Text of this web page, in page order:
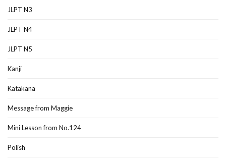
JLPT N3
JLPT N4
JLPT N5
Kanji
Katakana
Message from Maggie
Mini Lesson from No.124
Polish